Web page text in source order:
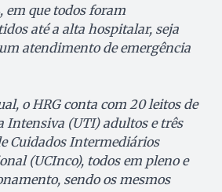
em que todos foram
até a alta hospitalar, seja
atendimento de emergência
o HRG conta com 20 leitos de
Intensiva (UTI) adultos e três
Cuidados Intermediários
(UCInco), todos em pleno e
sendo os mesmos